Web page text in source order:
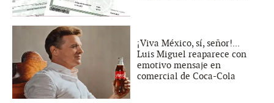
¡Viva México, sí, señor!...
Luis Miguel reaparece con
emotivo mensaje en
comercial de Coca-Cola